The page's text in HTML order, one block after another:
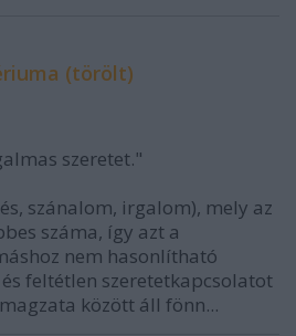
(törölt)
szeretet."
szánalom, irgalom), mely az
száma, így azt a
nem hasonlítható
feltétlen szeretetkapcsolatot
között áll fönn...